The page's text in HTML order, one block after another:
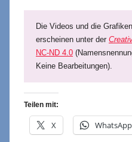
Die Videos und die
erscheinen unter der
NC-ND 4.0
Keine Bearbeitungen).
Teilen mit:
X WhatsApp